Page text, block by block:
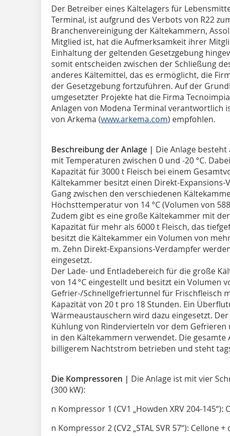
Der Betreiber eines Kältelagers für
Terminal, ist aufgrund des Verbots von R22
Branchenvereinigung der Kältekammern,
Mitglied ist, hat die Aufmerksamkeit ihrer
Einhaltung der geltenden Gesetzgebung
somit entscheiden zwischen der Schließung
anderes Kältemittel, das es ermöglicht, die
der Gesetzgebung fortzuführen. Auf der
umgesetzter Projekte hat die Firma
Anlagen von Modena Terminal verantwortlich
von Arkema (www.arkema.com) empfohlen.
Beschreibung der Anlage | Die Anlage
mit Temperaturen zwischen 0 und -20 °C.
Kapazität für 3000 t Fleisch bei einem
Kältekammer besitzt einen Direkt-
Gang zwischen den verschiedenen
Höchsttemperatur von 14 °C (Volumen von
Zudem gibt es eine große Kältekammer mit
Kapazität für mehr als 6000 t Fleisch, das
besitzt die Kältekammer ein Volumen von
m. Zehn Direkt-Expansions-Verdampfer
eingesetzt.
Der Lade- und Entladebereich für die große
von 14 °C eingestellt und besitzt ein Volumen
Gefrier-/Schnellgefriertunnel für Frischfleisch
Kapazität von 20 t pro 18 Stunden. Ein
Wärmeaustauschern wird dazu eingesetzt.
Kühlung von Rindervierteln vor dem
in den Kältekammern verwendet. Die
billigerem Nachtstrom betrieben und steht
Die Kompressoren | Die Anlage ist mit vier
(300 kW):
n Kompressor 1 (CV1 „Howden XRV 204-
n Kompressor 2 (CV2 „STAL SVR 57“): Cellone